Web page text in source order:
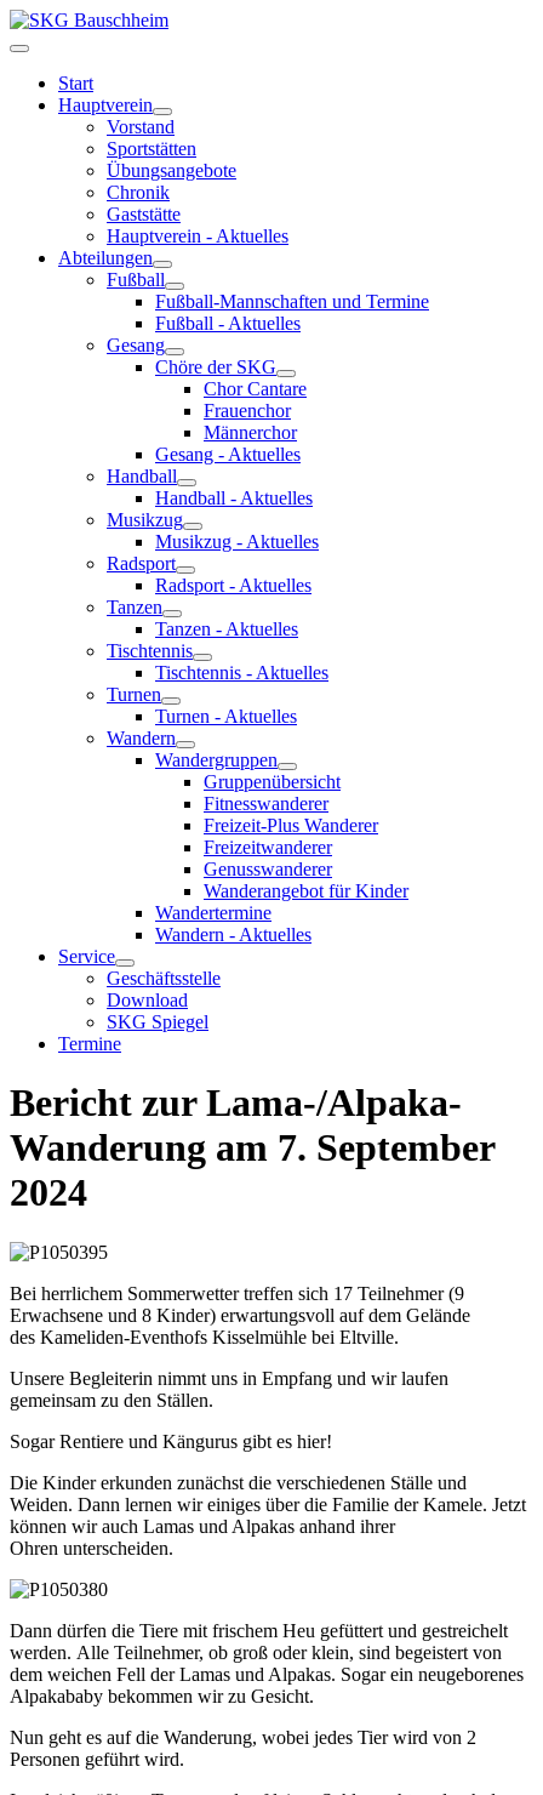
Start
Hauptverein
Vorstand
Sportstätten
Übungsangebote
Chronik
Gaststätte
Hauptverein - Aktuelles
Abteilungen
Fußball
Fußball-Mannschaften und Termine
Fußball - Aktuelles
Gesang
Chöre der SKG
Chor Cantare
Frauenchor
Männerchor
Gesang - Aktuelles
Handball
Handball - Aktuelles
Musikzug
Musikzug - Aktuelles
Radsport
Radsport - Aktuelles
Tanzen
Tanzen - Aktuelles
Tischtennis
Tischtennis - Aktuelles
Turnen
Turnen - Aktuelles
Wandern
Wandergruppen
Gruppenübersicht
Fitnesswanderer
Freizeit-Plus Wanderer
Freizeitwanderer
Genusswanderer
Wanderangebot für Kinder
Wandertermine
Wandern - Aktuelles
Service
Geschäftsstelle
Download
SKG Spiegel
Termine
Bericht zur Lama-/Alpaka-
Wanderung am 7. September
2024
Bei herrlichem Sommerwetter treffen sich 17 Teilnehmer (9
Erwachsene und 8 Kinder) erwartungsvoll auf dem Gelände
des Kameliden-Eventhofs Kisselmühle bei Eltville.
Unsere Begleiterin nimmt uns in Empfang und wir laufen
gemeinsam zu den Ställen.
Sogar Rentiere und Kängurus gibt es hier!
Die Kinder erkunden zunächst die verschiedenen Ställe und
Weiden. Dann lernen wir einiges über die Familie der Kamele. Jetzt
können wir auch Lamas und Alpakas anhand ihrer
Ohren unterscheiden.
Dann dürfen die Tiere mit frischem Heu gefüttert und gestreichelt
werden. Alle Teilnehmer, ob groß oder klein, sind begeistert von
dem weichen Fell der Lamas und Alpakas. Sogar ein neugeborenes
Alpakababy bekommen wir zu Gesicht.
Nun geht es auf die Wanderung, wobei jedes Tier wird von 2
Personen geführt wird.